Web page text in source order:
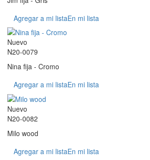
Agregar a mi listaEn mi lista
Nuevo
N20-0079
Nina fija - Cromo
Agregar a mi listaEn mi lista
Nuevo
N20-0082
Milo wood
Agregar a mi listaEn mi lista